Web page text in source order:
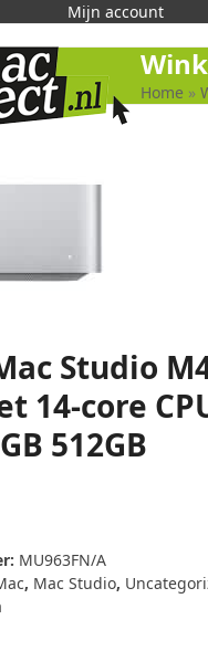
Mijn account
Home »
Studio
14-core
512GB
MU963FN/A
, Mac Studio,